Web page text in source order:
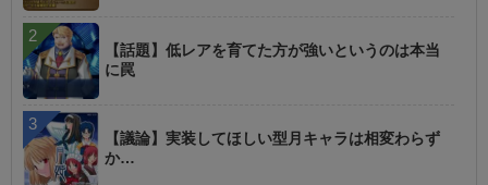
【話題】低レアを育てた方が強いというのは本当
に罠
【議論】実装してほしい型月キャラは相変わらず
か…